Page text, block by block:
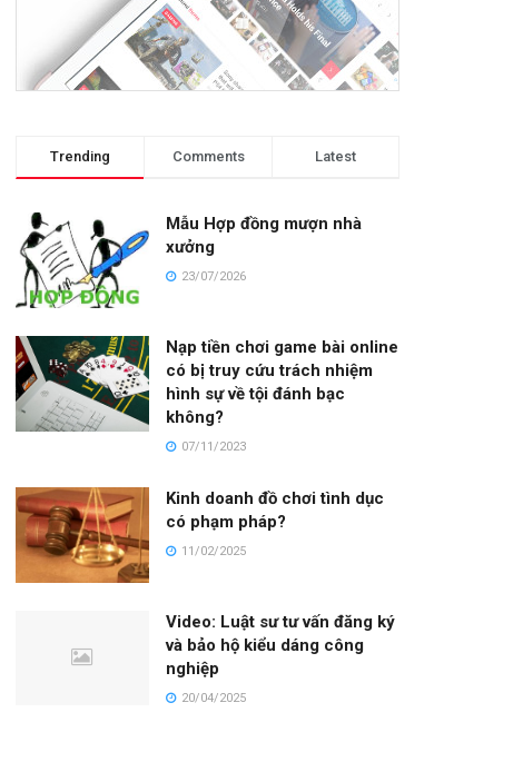
Trending Comments Latest
Mẫu Hợp đồng mượn nhà
xưởng
23/07/2026
Nạp tiền chơi game bài online
có bị truy cứu trách nhiệm
hình sự về tội đánh bạc
không?
07/11/2023
Kinh doanh đồ chơi tình dục
có phạm pháp?
11/02/2025
Video: Luật sư tư vấn đăng ký
và bảo hộ kiểu dáng công
nghiệp
20/04/2025